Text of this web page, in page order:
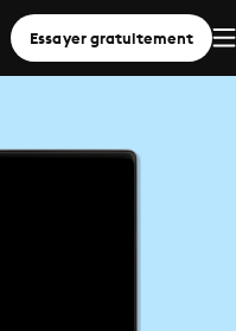
Essayer gratuitement